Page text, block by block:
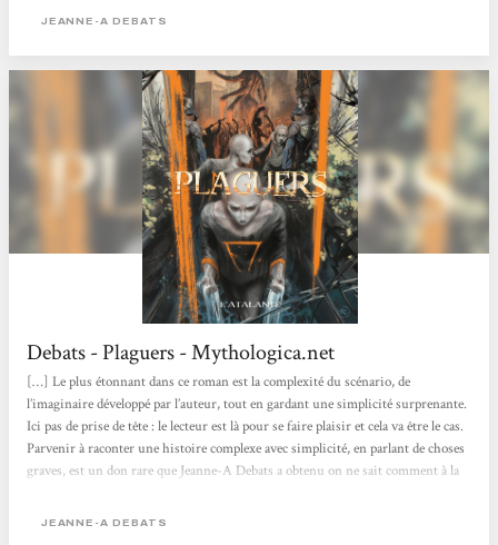
agréable ; en un mot comme en cent, il se lit d’une traite ! Le narrateur est le
JEANNE-A DEBATS
Debats - Plaguers - Mythologica.net
[…] Le plus étonnant dans ce roman est la complexité du scénario, de
l’imaginaire développé par l’auteur, tout en gardant une simplicité surprenante.
Ici pas de prise de tête : le lecteur est là pour se faire plaisir et cela va être le cas.
Parvenir à raconter une histoire complexe avec simplicité, en parlant de choses
graves, est un don rare que Jeanne-A Debats a obtenu on ne sait comment à la
jouer avec nos émotions les plus pures en nous prenant réellement aux tripes,...
JEANNE-A DEBATS